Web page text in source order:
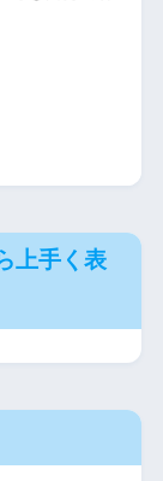
上手く表